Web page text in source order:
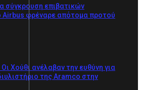
σύγκρουση επιβατικών
φρέναρε απότομα προτού
Χούθι ανέλαβαν την ευθύνη για
της Aramco στην